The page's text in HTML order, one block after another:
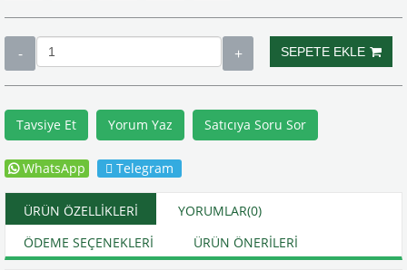
Tavsiye Et Yorum Yaz Satıcıya Soru Sor
WhatsApp Telegram
ÜRÜN ÖZELLIKLERI YORUMLAR(0)
ÖDEME SEÇENEKLERI
ÜRÜN ÖNERILERI